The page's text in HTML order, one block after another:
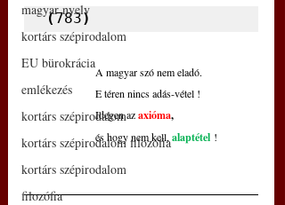
magyar nyelv
kortárs szépirodalom
EU bürokrácia
emlékezés
kortárs szépirodalom
kortárs szépirodalom filozófia
kortárs szépirodalom
filozófia
(783)
A magyar szó nem eladó.
E téren nincs adás-vétel !
Idegen az axióma,
és hogy nem kell, alaptétel !